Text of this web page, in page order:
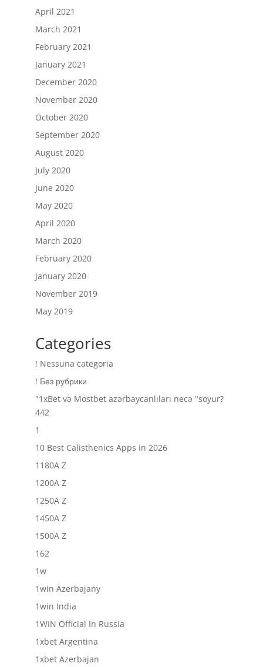
April 2021
March 2021
February 2021
January 2021
December 2020
November 2020
October 2020
September 2020
August 2020
July 2020
June 2020
May 2020
April 2020
March 2020
February 2020
January 2020
November 2019
May 2019
Categories
! Nessuna categoria
! Без рубрики
"1xBet və Mostbet azərbaycanlıları necə "soyur?
442
1
10 Best Calisthenics Apps in 2026
1180A Z
1200A Z
1250A Z
1450A Z
1500A Z
162
1w
1win Azerbajany
1win India
1WIN Official In Russia
1xbet Argentina
1xbet Azerbajan